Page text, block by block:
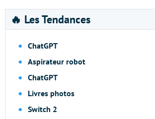
🔥 Les Tendances
ChatGPT
Aspirateur robot
ChatGPT
Livres photos
Switch 2